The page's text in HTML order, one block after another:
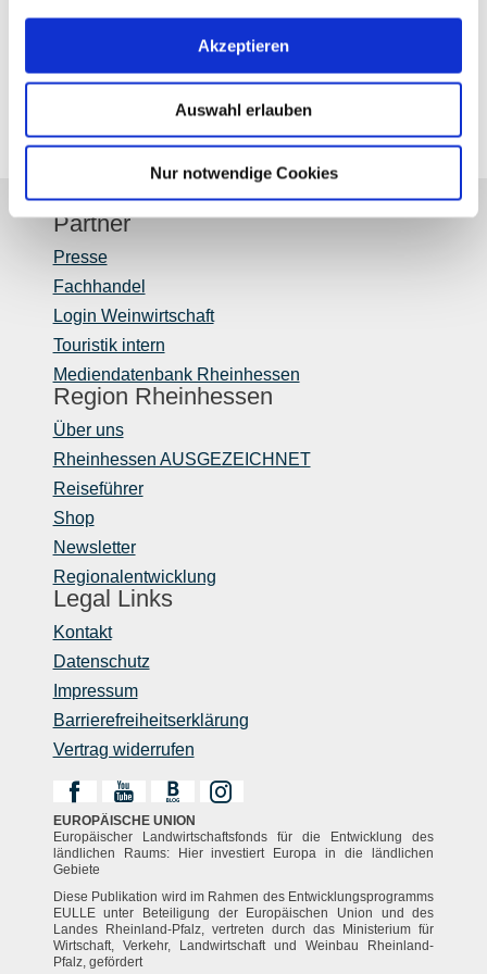
Akzeptieren
Auswahl erlauben
Nur notwendige Cookies
Partner
Presse
Fachhandel
Login Weinwirtschaft
Touristik intern
Mediendatenbank Rheinhessen
Region Rheinhessen
Über uns
Rheinhessen AUSGEZEICHNET
Reiseführer
Shop
Newsletter
Regionalentwicklung
Legal Links
Kontakt
Datenschutz
Impressum
Barrierefreiheitserklärung
Vertrag widerrufen
EUROPÄISCHE UNION
Europäischer Landwirtschaftsfonds für die Entwicklung des
ländlichen Raums: Hier investiert Europa in die ländlichen
Gebiete
Diese Publikation wird im Rahmen des Entwicklungsprogramms
EULLE unter Beteiligung der Europäischen Union und des
Landes Rheinland-Pfalz, vertreten durch das Ministerium für
Wirtschaft, Verkehr, Landwirtschaft und Weinbau Rheinland-
Pfalz, gefördert